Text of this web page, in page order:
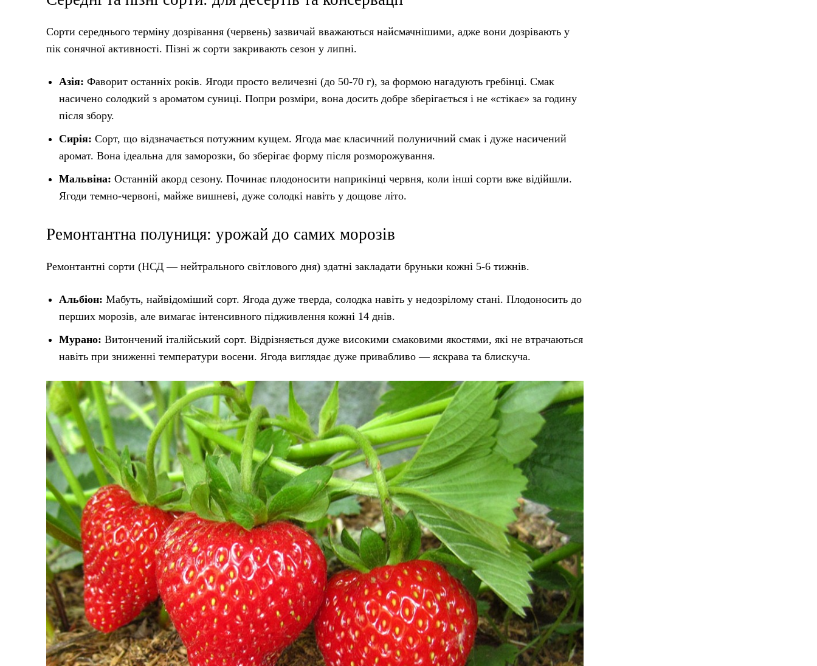
Сорти середнього терміну дозрівання (червень) зазвичай вважаються найсмачнішими, адже вони дозрівають у
пік сонячної активності. Пізні ж сорти закривають сезон у липні.
Азія: Фаворит останніх років. Ягоди просто величезні (до 50-70 г), за формою нагадують гребінці. Смак
насичено солодкий з ароматом суниці. Попри розміри, вона досить добре зберігається і не «стікає» за годину
після збору.
Сирія: Сорт, що відзначається потужним кущем. Ягода має класичний полуничний смак і дуже насичений
аромат. Вона ідеальна для заморозки, бо зберігає форму після розморожування.
Мальвіна: Останній акорд сезону. Починає плодоносити наприкінці червня, коли інші сорти вже відійшли.
Ягоди темно-червоні, майже вишневі, дуже солодкі навіть у дощове літо.
Ремонтантна полуниця: урожай до самих морозів
Ремонтантні сорти (НСД — нейтрального світлового дня) здатні закладати бруньки кожні 5-6 тижнів.
Альбіон: Мабуть, найвідоміший сорт. Ягода дуже тверда, солодка навіть у недозрілому стані. Плодоносить до
перших морозів, але вимагає інтенсивного підживлення кожні 14 днів.
Мурано: Витончений італійський сорт. Відрізняється дуже високими смаковими якостями, які не втрачаються
навіть при зниженні температури восени. Ягода виглядає дуже привабливо — яскрава та блискуча.